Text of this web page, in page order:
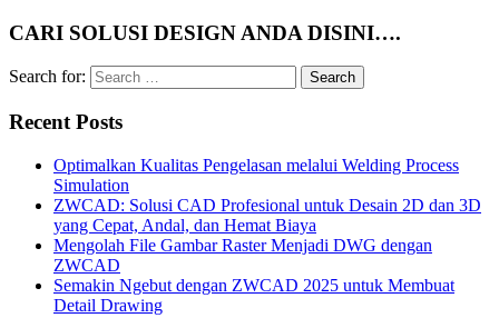
CARI SOLUSI DESIGN ANDA DISINI….
Search for:
Recent Posts
Optimalkan Kualitas Pengelasan melalui Welding Process
Simulation
ZWCAD: Solusi CAD Profesional untuk Desain 2D dan 3D
yang Cepat, Andal, dan Hemat Biaya
Mengolah File Gambar Raster Menjadi DWG dengan
ZWCAD
Semakin Ngebut dengan ZWCAD 2025 untuk Membuat
Detail Drawing